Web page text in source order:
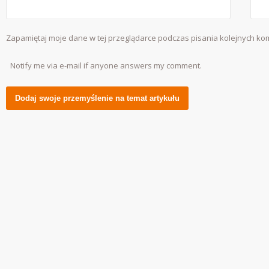
Zapamiętaj moje dane w tej przeglądarce podczas pisania kolejnych
Notify me via e-mail if anyone answers my comment.